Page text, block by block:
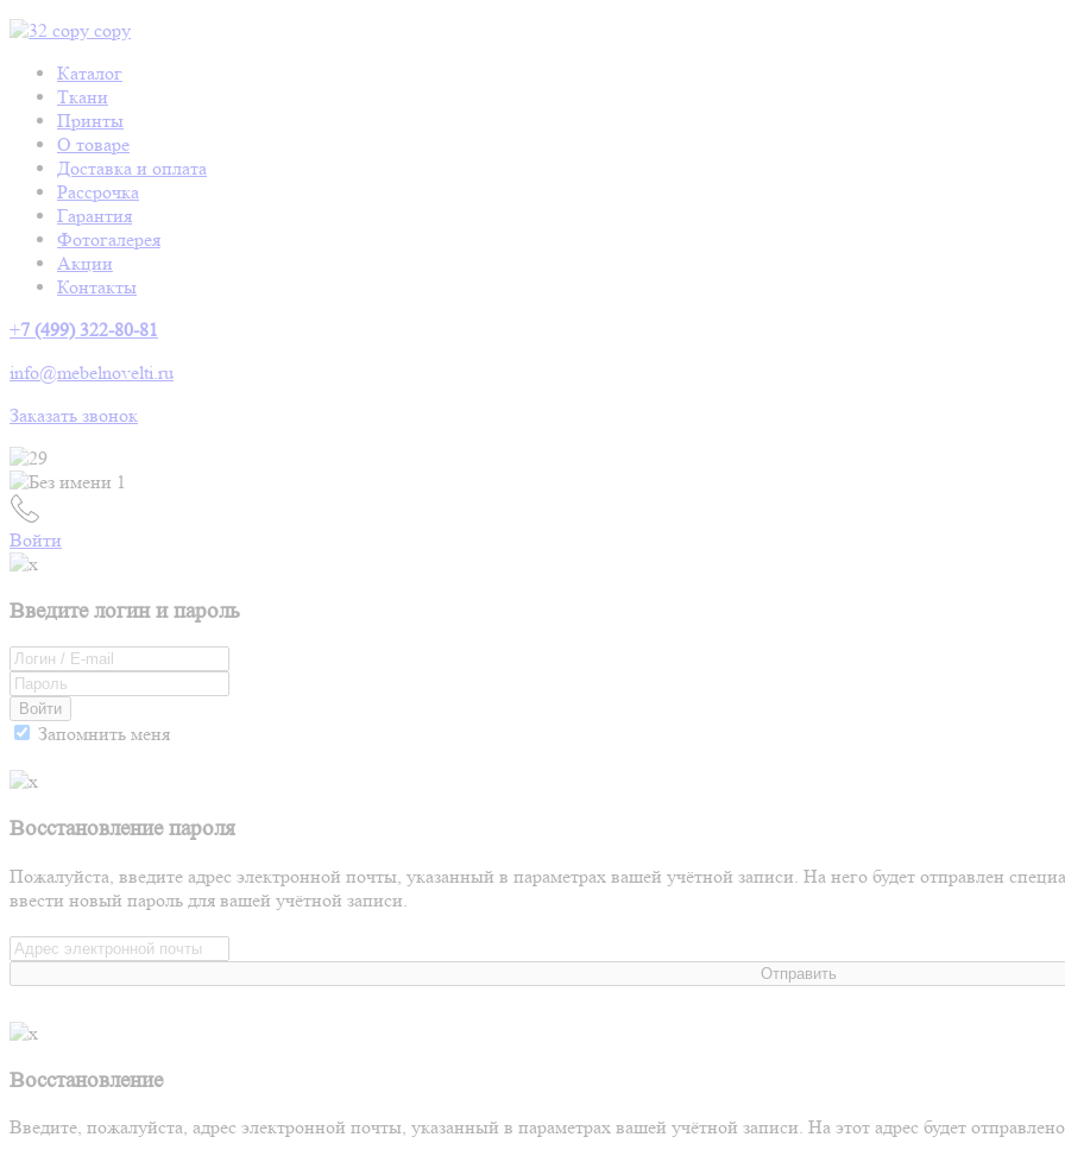
Каталог
Ткани
Принты
О товаре
Доставка и оплата
Рассрочка
Гарантия
Фотогалерея
Акции
Контакты
+7 (499) 322-80-81
info@mebelnovelti.ru
Заказать звонок
Войти
Введите логин и пароль
Войти
Запомнить меня
Восстановление пароля
Пожалуйста, введите адрес электронной почты, указанный в параметрах вашей учётной записи. На него будет отправлен
ввести новый пароль для вашей учётной записи.
Отправить
Восстановление
Введите, пожалуйста, адрес электронной почты, указанный в параметрах вашей учётной записи. На этот адрес будет